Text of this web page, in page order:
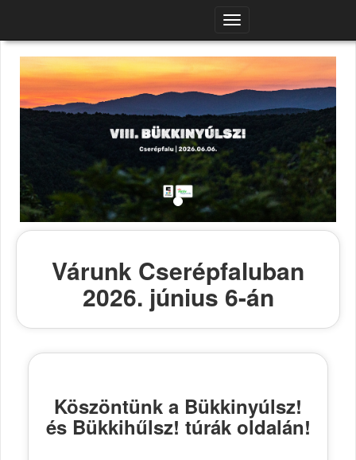
Navigációs
menü
Várunk Cserépfaluban
2026. június 6-án
Köszöntünk a Bükkinyúlsz!
és Bükkihűlsz! túrák oldalán!